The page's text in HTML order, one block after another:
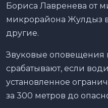
Бориса Лавренева от
микрорайона Жулдыз
другие.
Звуковые оповещения
срабатывают, если
установленное
за 300 метров до